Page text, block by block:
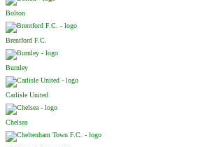
Bolton
Brentford F.C.
Burnley
Carlisle United
Chelsea